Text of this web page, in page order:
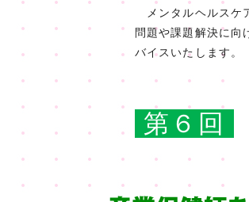
メンタルヘルスケ
問題や課題解決に向
バイスいたします。
第６回